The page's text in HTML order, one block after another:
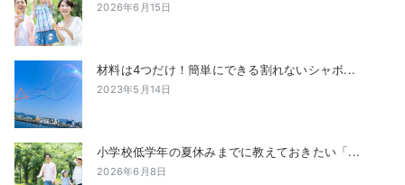
2026年6月15日
材料は4つだけ！簡単にできる割れないシャボ...
2023年5月14日
小学校低学年の夏休みまでに教えておきたい「...
2026年6月8日